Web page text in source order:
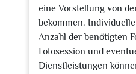
eine Vorstellung von
bekommen.
Anzahl der benötigten
Fotosession und
Dienstleistungen